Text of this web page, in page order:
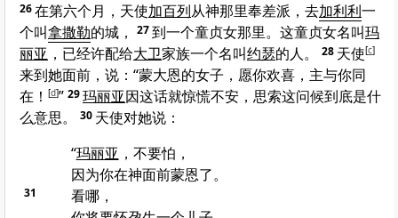
26在第六个月，天使加百列从神那里奉差派，去加利利一
个叫拿撒勒的城， 27到一个童贞女那里。这童贞女名叫玛
丽亚 ，已经许配给大卫家族一个名叫约瑟的人。 28 天使[c]
来到她面前，说：“蒙大恩的女子，愿你欢喜，主与你同
在！ [d]” 29玛丽亚因这话就惊慌不安，思索这问候到底是什
么意思。
30 天使对她说：
“玛丽亚 ，不要怕，
因为你在神面前蒙恩了。
31
看哪，